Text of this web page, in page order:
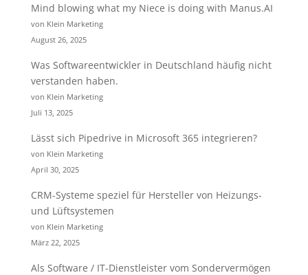
Mind blowing what my Niece is doing with Manus.AI
von Klein Marketing
August 26, 2025
Was Softwareentwickler in Deutschland häufig nicht
verstanden haben.
von Klein Marketing
Juli 13, 2025
Lässt sich Pipedrive in Microsoft 365 integrieren?
von Klein Marketing
April 30, 2025
CRM-Systeme speziel für Hersteller von Heizungs-
und Lüftsystemen
von Klein Marketing
März 22, 2025
Als Software / IT-Dienstleister vom Sondervermögen